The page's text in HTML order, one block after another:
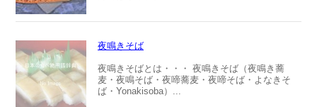
夜鳴きそば
夜鳴きそばとは・・・ 夜鳴きそば（夜鳴き蕎
麦・夜鳴そば・夜啼蕎麦・夜啼そば・よなきそ
ば・Yonakisoba）...